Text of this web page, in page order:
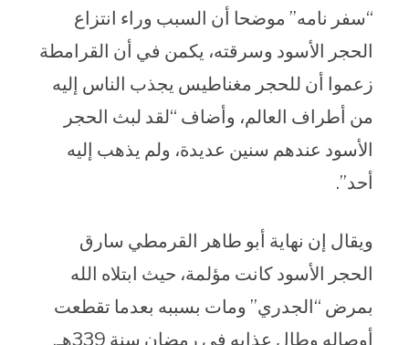
“سفر نامه” موضحا أن السبب وراء انتزاع
الحجر الأسود وسرقته، يكمن في أن القرامطة
زعموا أن للحجر مغناطيس يجذب الناس إليه
من أطراف العالم، وأضاف “لقد لبث الحجر
الأسود عندهم سنين عديدة، ولم يذهب إليه
أحد”.
ويقال إن نهاية أبو طاهر القرمطي سارق
الحجر الأسود كانت مؤلمة، حيث ابتلاه الله
بمرض “الجدري” ومات بسببه بعدما تقطعت
أوصاله وطال عذابه في رمضان سنة 339هـ.